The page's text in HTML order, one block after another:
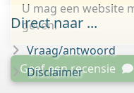
U mag een website
geven.
Geef een recensie
Direct naar ...
Vraag/antwoord
Disclaimer